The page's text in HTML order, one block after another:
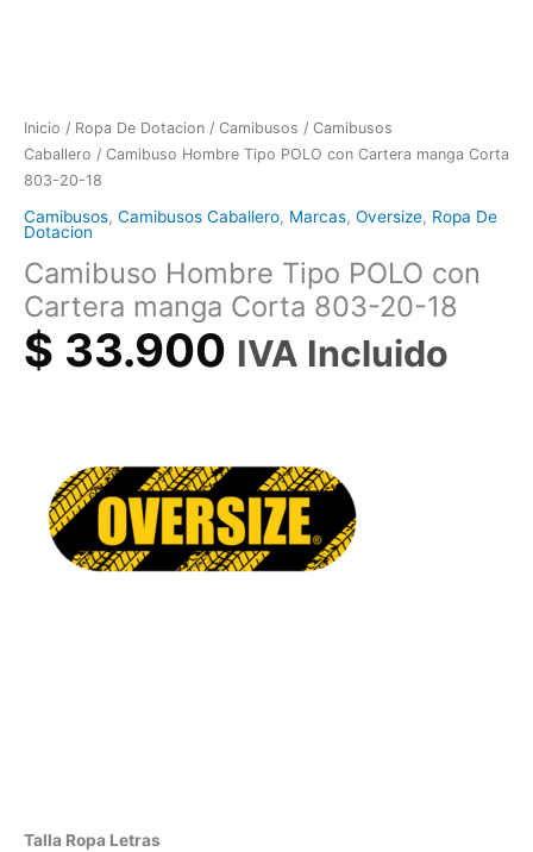
Inicio / Ropa De Dotacion / Camibusos / Camibusos
Caballero / Camibuso Hombre Tipo POLO con Cartera manga Corta
803-20-18
Camibusos, Camibusos Caballero, Marcas, Oversize, Ropa De
Dotacion
Camibuso Hombre Tipo POLO con
Cartera manga Corta 803-20-18
$ 33.900 IVA Incluido
Talla Ropa Letras